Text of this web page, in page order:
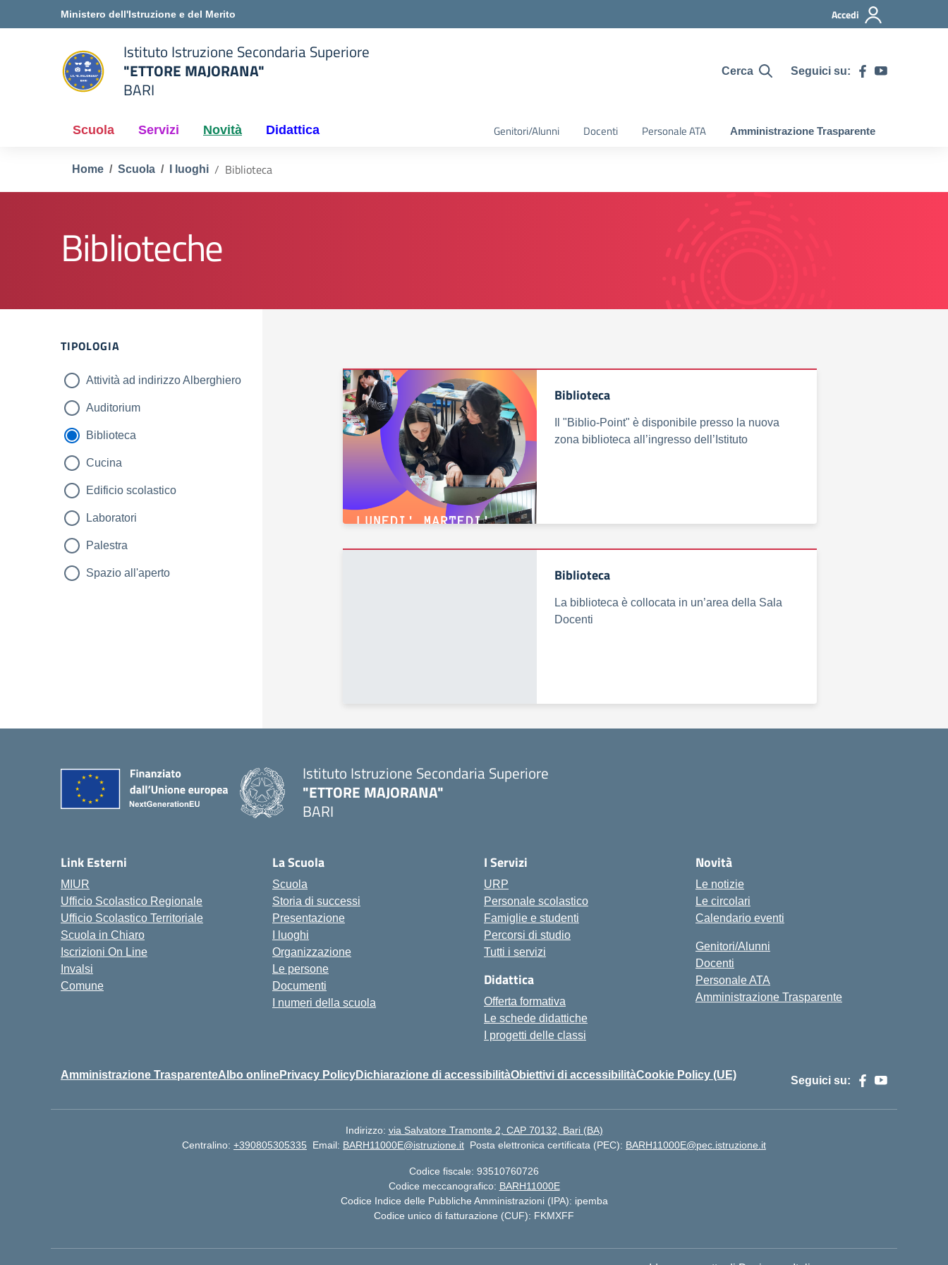
Ministero dell'Istruzione e del Merito Accedi
scuola
Istituto Istruzione Secondaria Superiore
"ETTORE MAJORANA"
BARI
Cerca Seguici su:
Scuola Servizi Novità Didattica Genitori/Alunni Docenti Personale ATA Amministrazione Trasparente
Home Scuola I luoghi Biblioteca
Biblioteche
Filtri
TIPOLOGIA
Attività ad indirizzo Alberghiero
Auditorium
Biblioteca
Cucina
Edificio scolastico
Laboratori
Palestra
Spazio all'aperto
Biblioteca
Il "Biblio-Point" è disponibile presso la nuova
zona biblioteca all’ingresso dell’Istituto
Biblioteca
La biblioteca è collocata in un’area della Sala
Docenti
Istituto Istruzione Secondaria Superiore
"ETTORE MAJORANA"
BARI
Link Esterni
MIUR
Ufficio Scolastico Regionale
Ufficio Scolastico Territoriale
Scuola in Chiaro
Iscrizioni On Line
Invalsi
Comune
La Scuola
Scuola
Storia di successi
Presentazione
I luoghi
Organizzazione
Le persone
Documenti
I numeri della scuola
I Servizi
URP
Personale scolastico
Famiglie e studenti
Percorsi di studio
Tutti i servizi
Didattica
Offerta formativa
Le schede didattiche
I progetti delle classi
Novità
Le notizie
Le circolari
Calendario eventi
Genitori/Alunni
Docenti
Personale ATA
Amministrazione Trasparente
Amministrazione TrasparenteAlbo onlinePrivacy PolicyDichiarazione di accessibilitàObiettivi di accessibilitàCookie Policy (UE) Seguici su:
Indirizzo: via Salvatore Tramonte 2, CAP 70132, Bari (BA)
Centralino: +390805305335 Email: BARH11000E@istruzione.it Posta elettronica certificata (PEC): BARH11000E@pec.istruzione.it
Codice fiscale: 93510760726
Codice meccanografico: BARH11000E
Codice Indice delle Pubbliche Amministrazioni (IPA): ipemba
Codice unico di fatturazione (CUF): FKMXFF